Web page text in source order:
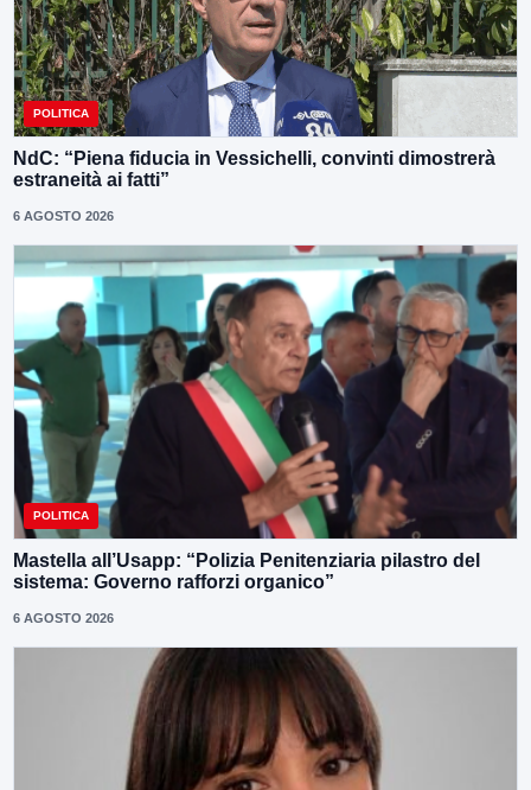
POLITICA
NdC: “Piena fiducia in Vessichelli, convinti dimostrerà
estraneità ai fatti”
6 AGOSTO 2026
POLITICA
Mastella all’Usapp: “Polizia Penitenziaria pilastro del
sistema: Governo rafforzi organico”
6 AGOSTO 2026